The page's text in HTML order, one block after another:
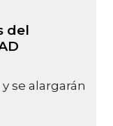
del
se alargarán